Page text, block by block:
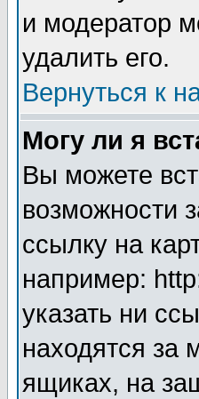
и модератор
удалить его.
Вернуться к
Могу ли я
Вы можете
возможности
ссылку на
например:
указать ни
находятся за
ящиках, на